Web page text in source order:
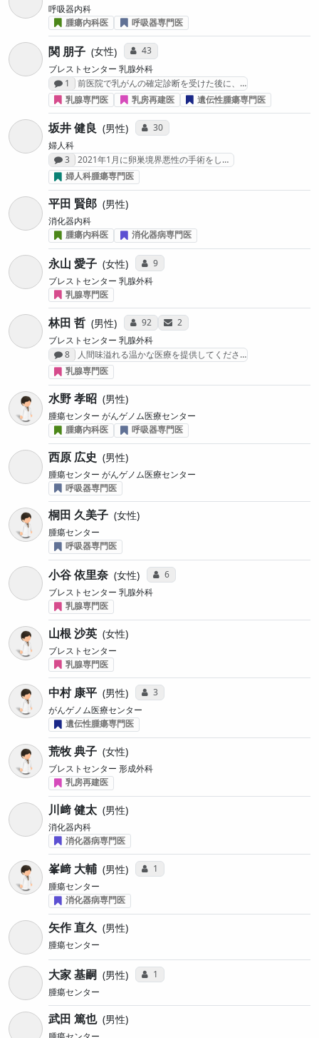
呼吸器内科
腫瘍内科医
呼吸器専門医
関 朋子 女性 コミュニケーション・タイプ投票数
43
ブレストセンター 乳腺外科
感想投稿数
1
前医院で乳がんの確定診断を受けた後に、…
乳腺専門医
乳房再建医 遺伝性腫瘍専門医
坂井 健良 男性 コミュニケーション・タイプ投票数
30
婦人科
感想投稿数
3
2021年1月に卵巣境界悪性の手術をし…
婦人科腫瘍専門医
平田 賢郎 男性
消化器内科
腫瘍内科医
消化器病専門医
永山 愛子 女性 コミュニケーション・タイプ投票数
9
ブレストセンター 乳腺外科
乳腺専門医
林田 哲 男性 コミュニケーション・タイプ投票数
92 サンキューレター送付数
2
ブレストセンター 乳腺外科
感想投稿数
8
人間味溢れる温かな医療を提供してくださ…
乳腺専門医
水野 孝昭 男性
腫瘍センター がんゲノム医療センター
腫瘍内科医
呼吸器専門医
西原 広史 男性
腫瘍センター がんゲノム医療センター
呼吸器専門医
桐田 久美子 女性
腫瘍センター
呼吸器専門医
小谷 依里奈 女性 コミュニケーション・タイプ投票数
6
ブレストセンター 乳腺外科
乳腺専門医
山根 沙英 女性
ブレストセンター
乳腺専門医
中村 康平 男性 コミュニケーション・タイプ投票数
3
がんゲノム医療センター
遺伝性腫瘍専門医
荒牧 典子 女性
ブレストセンター 形成外科
乳房再建医
川﨑 健太 男性
消化器内科
消化器病専門医
峯﨑 大輔 男性 コミュニケーション・タイプ投票数
1
腫瘍センター
消化器病専門医
矢作 直久 男性
腫瘍センター
大家 基嗣 男性 コミュニケーション・タイプ投票数
1
腫瘍センター
武田 篤也 男性